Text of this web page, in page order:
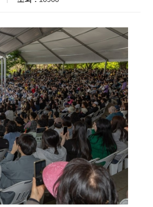
고양시 폭염특보에 '도로 살수차' 전
면 가동
물향기수목원 무궁화 절정 '50여 품
종 감상'
민경선 시장, 2026 고양시장배 볼링
대회 시구